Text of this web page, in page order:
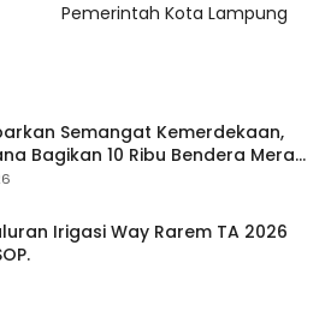
Pemerintah Kota Lampung
Semangat Kemerdekaan,
Bagikan 10 Ribu Bendera Merah
Irigasi Way Rarem TA 2026